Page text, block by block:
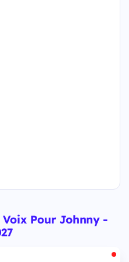
Pour Johnny -